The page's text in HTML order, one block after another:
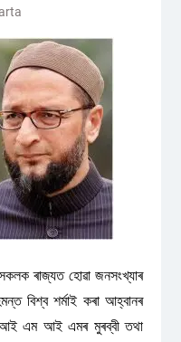
ৰাজ্যত হোৱা জনসংখ্যাৰ
বিশ্ব শৰ্মাই কৰা আহ্বানৰ
আই এম আই এমৰ মুৰব্বী তথা